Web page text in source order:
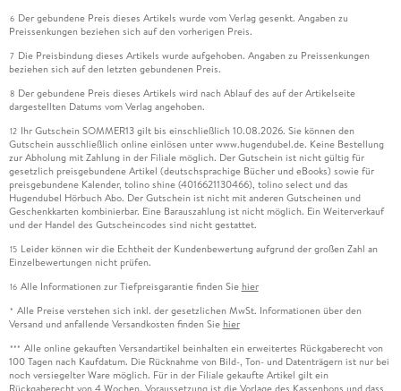
6 Der gebundene Preis dieses Artikels wurde vom Verlag gesenkt. Angaben zu
Preissenkungen beziehen sich auf den vorherigen Preis.
7 Die Preisbindung dieses Artikels wurde aufgehoben. Angaben zu Preissenkungen
beziehen sich auf den letzten gebundenen Preis.
8 Der gebundene Preis dieses Artikels wird nach Ablauf des auf der Artikelseite
dargestellten Datums vom Verlag angehoben.
12 Ihr Gutschein SOMMER13 gilt bis einschließlich 10.08.2026. Sie können den
Gutschein ausschließlich online einlösen unter www.hugendubel.de. Keine Bestellung
zur Abholung mit Zahlung in der Filiale möglich. Der Gutschein ist nicht gültig für
gesetzlich preisgebundene Artikel (deutschsprachige Bücher und eBooks) sowie für
preisgebundene Kalender, tolino shine (4016621130466), tolino select und das
Hugendubel Hörbuch Abo. Der Gutschein ist nicht mit anderen Gutscheinen und
Geschenkkarten kombinierbar. Eine Barauszahlung ist nicht möglich. Ein Weiterverkauf
und der Handel des Gutscheincodes sind nicht gestattet.
15 Leider können wir die Echtheit der Kundenbewertung aufgrund der großen Zahl an
Einzelbewertungen nicht prüfen.
16 Alle Informationen zur Tiefpreisgarantie finden Sie hier
* Alle Preise verstehen sich inkl. der gesetzlichen MwSt. Informationen über den
Versand und anfallende Versandkosten finden Sie hier
*** Alle online gekauften Versandartikel beinhalten ein erweitertes Rückgaberecht von
100 Tagen nach Kaufdatum. Die Rücknahme von Bild-, Ton- und Datenträgern ist nur bei
noch versiegelter Ware möglich. Für in der Filiale gekaufte Artikel gilt ein